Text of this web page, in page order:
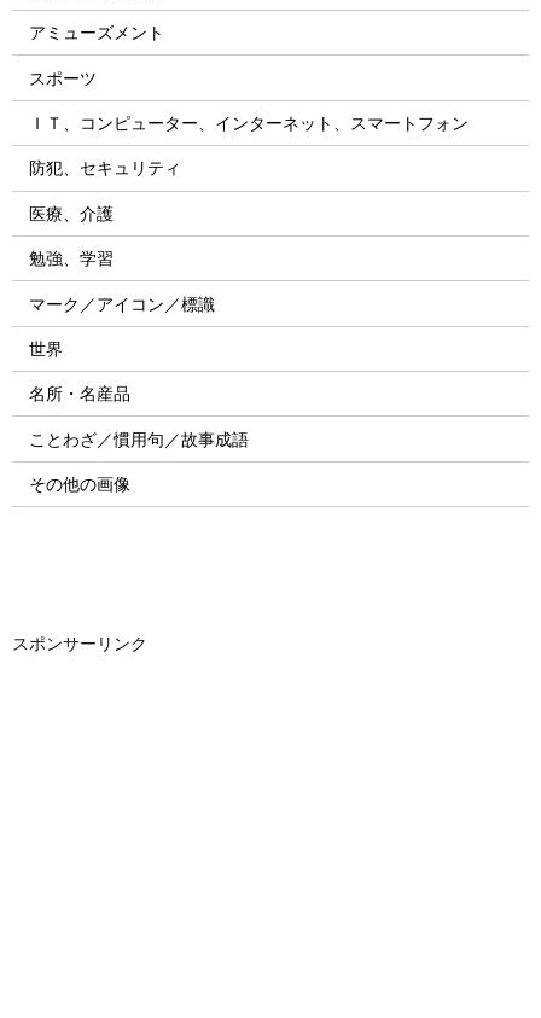
アミューズメント
スポーツ
ＩＴ、コンピューター、インターネット、スマートフォン
防犯、セキュリティ
医療、介護
勉強、学習
マーク／アイコン／標識
世界
名所・名産品
ことわざ／慣用句／故事成語
その他の画像
スポンサーリンク